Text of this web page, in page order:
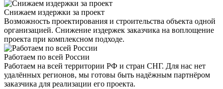
Снижаем издержки за проект
Возможность проектирования и строительства объекта одной
организацией. Снижение издержек заказчика на воплощение
проекта при комплексном подходе.
Работаем по всей России
Работаем на всей территории РФ и стран СНГ. Для нас нет
удалённых регионов, мы готовы быть надёжным партнёром
заказчика для реализации его проекта.